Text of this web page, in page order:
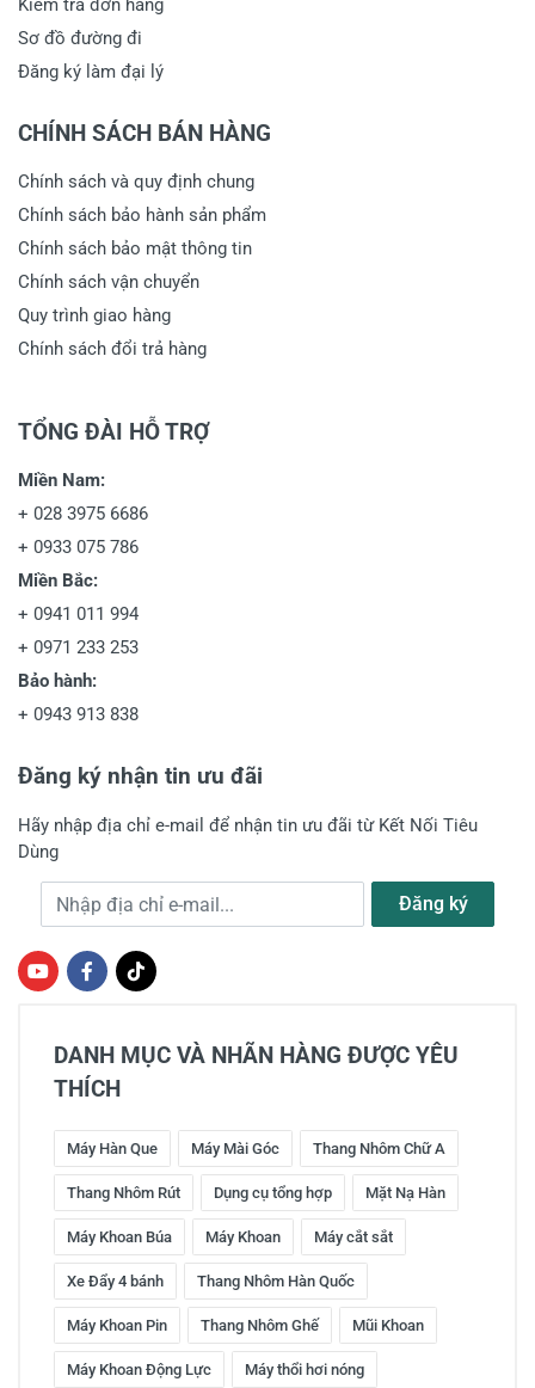
Kiểm tra đơn hàng
Sơ đồ đường đi
Đăng ký làm đại lý
CHÍNH SÁCH BÁN HÀNG
Chính sách và quy định chung
Chính sách bảo hành sản phẩm
Chính sách bảo mật thông tin
Chính sách vận chuyển
Quy trình giao hàng
Chính sách đổi trả hàng
TỔNG ĐÀI HỖ TRỢ
Miền Nam:
+ 028 3975 6686
+ 0933 075 786
Miền Bắc:
+ 0941 011 994
+ 0971 233 253
Bảo hành:
+ 0943 913 838
Đăng ký nhận tin ưu đãi
Hãy nhập địa chỉ e-mail để nhận tin ưu đãi từ Kết Nối Tiêu
Dùng
Địa chỉ e-mail Đăng ký
DANH MỤC VÀ NHÃN HÀNG ĐƯỢC YÊU
THÍCH
Máy Hàn Que Máy Mài Góc Thang Nhôm Chữ A
Thang Nhôm Rút Dụng cụ tổng hợp Mặt Nạ Hàn
Máy Khoan Búa Máy Khoan Máy cắt sắt
Xe Đẩy 4 bánh Thang Nhôm Hàn Quốc
Máy Khoan Pin Thang Nhôm Ghế Mũi Khoan
Máy Khoan Động Lực Máy thổi hơi nóng